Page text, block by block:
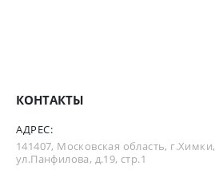
КОНТАКТЫ
АДРЕС:
141407, Московская область, г.Химки,
ул.Панфилова, д.19, стр.1